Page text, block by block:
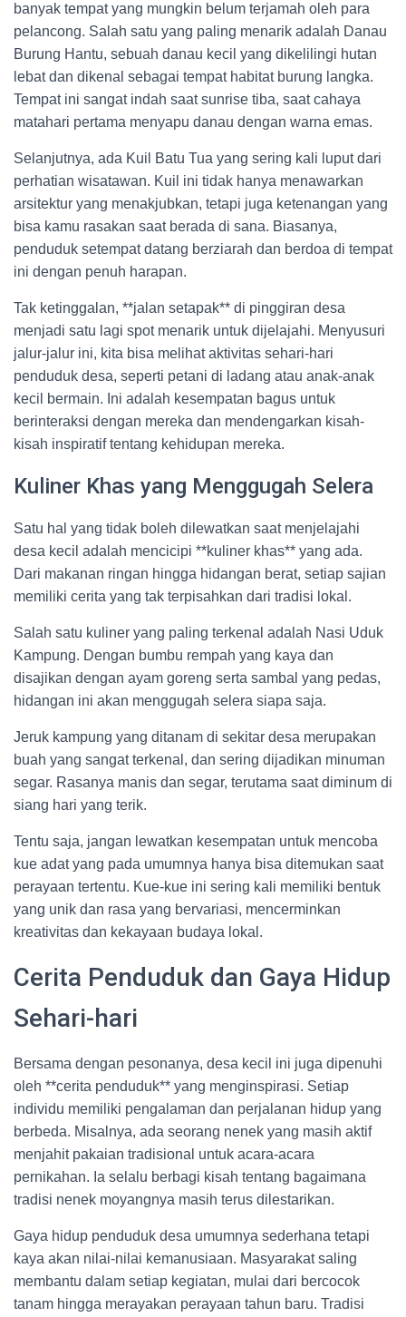
banyak tempat yang mungkin belum terjamah oleh para
pelancong. Salah satu yang paling menarik adalah Danau
Burung Hantu, sebuah danau kecil yang dikelilingi hutan
lebat dan dikenal sebagai tempat habitat burung langka.
Tempat ini sangat indah saat sunrise tiba, saat cahaya
matahari pertama menyapu danau dengan warna emas.
Selanjutnya, ada Kuil Batu Tua yang sering kali luput dari
perhatian wisatawan. Kuil ini tidak hanya menawarkan
arsitektur yang menakjubkan, tetapi juga ketenangan yang
bisa kamu rasakan saat berada di sana. Biasanya,
penduduk setempat datang berziarah dan berdoa di tempat
ini dengan penuh harapan.
Tak ketinggalan, **jalan setapak** di pinggiran desa
menjadi satu lagi spot menarik untuk dijelajahi. Menyusuri
jalur-jalur ini, kita bisa melihat aktivitas sehari-hari
penduduk desa, seperti petani di ladang atau anak-anak
kecil bermain. Ini adalah kesempatan bagus untuk
berinteraksi dengan mereka dan mendengarkan kisah-
kisah inspiratif tentang kehidupan mereka.
Kuliner Khas yang Menggugah Selera
Satu hal yang tidak boleh dilewatkan saat menjelajahi
desa kecil adalah mencicipi **kuliner khas** yang ada.
Dari makanan ringan hingga hidangan berat, setiap sajian
memiliki cerita yang tak terpisahkan dari tradisi lokal.
Salah satu kuliner yang paling terkenal adalah Nasi Uduk
Kampung. Dengan bumbu rempah yang kaya dan
disajikan dengan ayam goreng serta sambal yang pedas,
hidangan ini akan menggugah selera siapa saja.
Jeruk kampung yang ditanam di sekitar desa merupakan
buah yang sangat terkenal, dan sering dijadikan minuman
segar. Rasanya manis dan segar, terutama saat diminum di
siang hari yang terik.
Tentu saja, jangan lewatkan kesempatan untuk mencoba
kue adat yang pada umumnya hanya bisa ditemukan saat
perayaan tertentu. Kue-kue ini sering kali memiliki bentuk
yang unik dan rasa yang bervariasi, mencerminkan
kreativitas dan kekayaan budaya lokal.
Cerita Penduduk dan Gaya Hidup
Sehari-hari
Bersama dengan pesonanya, desa kecil ini juga dipenuhi
oleh **cerita penduduk** yang menginspirasi. Setiap
individu memiliki pengalaman dan perjalanan hidup yang
berbeda. Misalnya, ada seorang nenek yang masih aktif
menjahit pakaian tradisional untuk acara-acara
pernikahan. Ia selalu berbagi kisah tentang bagaimana
tradisi nenek moyangnya masih terus dilestarikan.
Gaya hidup penduduk desa umumnya sederhana tetapi
kaya akan nilai-nilai kemanusiaan. Masyarakat saling
membantu dalam setiap kegiatan, mulai dari bercocok
tanam hingga merayakan perayaan tahun baru. Tradisi